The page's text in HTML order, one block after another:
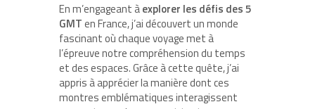
En m’engageant àexplorer les défis des 5
GMTen France, j’ai découvert un monde
fascinant où chaque voyage met à
l’épreuve notre compréhension du temps
et des espaces. Grâce à cette quête, j’ai
appris à apprécier la manière dont ces
montres emblématiques interagissent